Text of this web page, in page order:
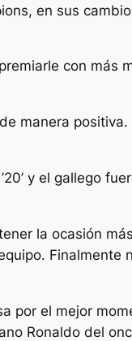
en sus
con más
manera
y el gallego
la ocasión
por el mejor
Ronaldo del